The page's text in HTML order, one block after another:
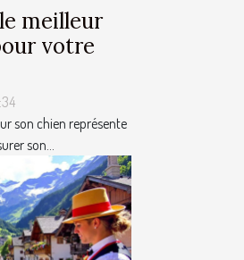
meilleur
votre
son chien représente
son...